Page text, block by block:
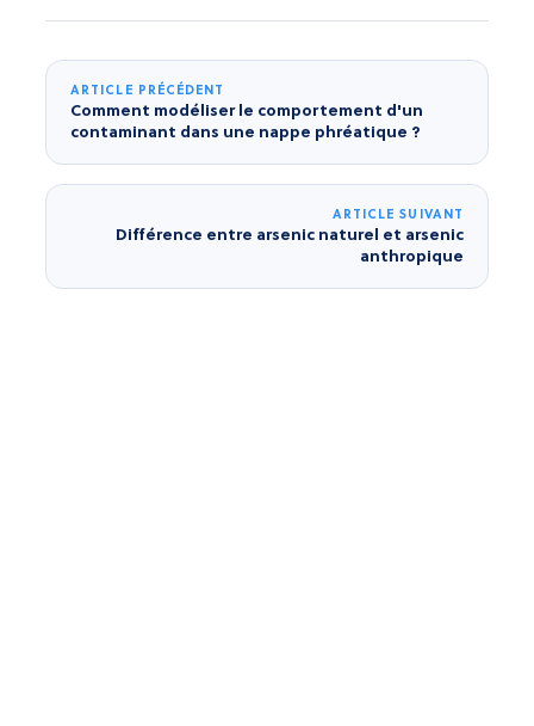
ARTICLE PRÉCÉDENT
Comment modéliser le comportement d'un
contaminant dans une nappe phréatique ?
ARTICLE SUIVANT
Différence entre arsenic naturel et arsenic
anthropique